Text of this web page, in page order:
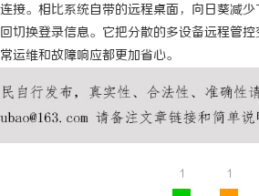
接。相比系统自带的远程桌面，向日葵减
切换登录信息。它把分散的多设备远程管
运维和故障响应都更加省心。
1 1